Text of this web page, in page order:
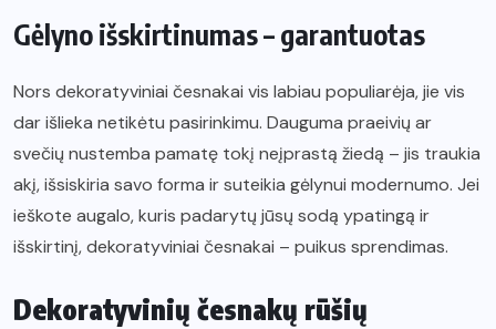
Gėlyno išskirtinumas – garantuotas
Nors dekoratyviniai česnakai vis labiau populiarėja, jie vis
dar išlieka netikėtu pasirinkimu. Dauguma praeivių ar
svečių nustemba pamatę tokį neįprastą žiedą – jis traukia
akį, išsiskiria savo forma ir suteikia gėlynui modernumo. Jei
ieškote augalo, kuris padarytų jūsų sodą ypatingą ir
išskirtinį, dekoratyviniai česnakai – puikus sprendimas.
Dekoratyvinių česnakų rūšių